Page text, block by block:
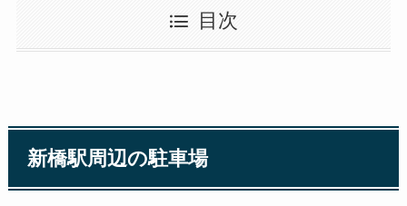
目次
新橋駅周辺の駐車場